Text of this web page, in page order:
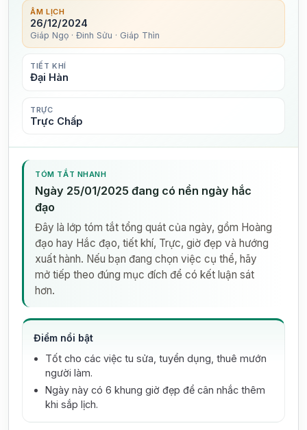
ÂM LỊCH
26/12/2024
Giáp Ngọ · Đinh Sửu · Giáp Thìn
TIẾT KHÍ
Đại Hàn
TRỰC
Trực Chấp
TÓM TẮT NHANH
Ngày 25/01/2025 đang có nền ngày hắc
đạo
Đây là lớp tóm tắt tổng quát của ngày, gồm Hoàng
đạo hay Hắc đạo, tiết khí, Trực, giờ đẹp và hướng
xuất hành. Nếu bạn đang chọn việc cụ thể, hãy
mở tiếp theo đúng mục đích để có kết luận sát
hơn.
Điểm nổi bật
Tốt cho các việc tu sửa, tuyển dụng, thuê mướn
người làm.
Ngày này có 6 khung giờ đẹp để cân nhắc thêm
khi sắp lịch.